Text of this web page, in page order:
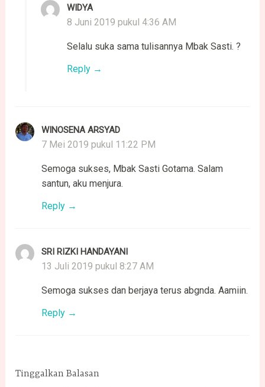
WIDYA
8 Juni 2019 pukul 4:36 AM
Selalu suka sama tulisannya Mbak Sasti. ?
Reply
WINOSENA ARSYAD
7 Mei 2019 pukul 11:22 PM
Semoga sukses, Mbak Sasti Gotama. Salam
santun, aku menjura.
Reply
SRI RIZKI HANDAYANI
13 Juli 2019 pukul 8:27 AM
Semoga sukses dan berjaya terus abgnda. Aamiin.
Reply
Tinggalkan Balasan